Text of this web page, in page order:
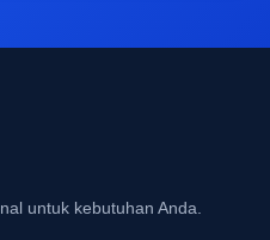
jika dibutuhkan.
jumlah
untuk kebutuhan Anda.